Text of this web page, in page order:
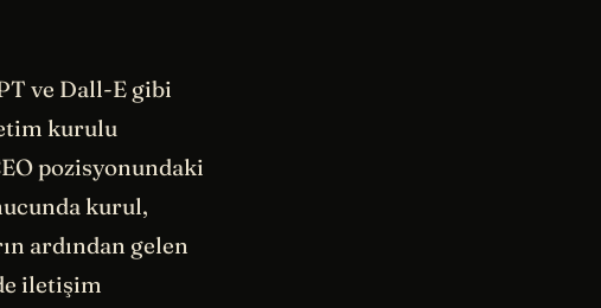
ve Dall-E gibi
kurulu
pozisyonundaki
kurul,
ardından gelen
iletişim